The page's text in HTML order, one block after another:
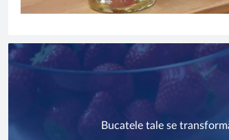
Bucatele tale se